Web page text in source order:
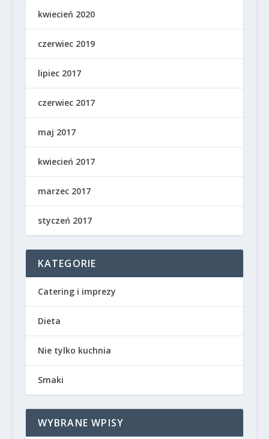
kwiecień 2020
czerwiec 2019
lipiec 2017
czerwiec 2017
maj 2017
kwiecień 2017
marzec 2017
styczeń 2017
KATEGORIE
Catering i imprezy
Dieta
Nie tylko kuchnia
Smaki
WYBRANE WPISY